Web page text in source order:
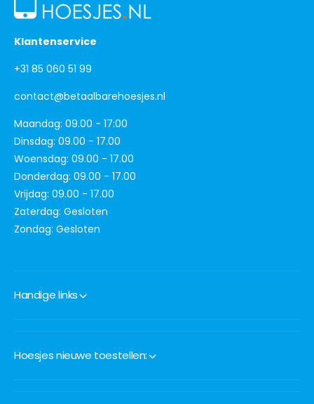
Klantenservice
+31 85 060 51 99
contact@betaalbarehoesjes.nl
Maandag: 09.00 - 17:00
Dinsdag: 09.00 - 17.00
Woensdag: 09.00 - 17.00
Donderdag: 09.00 - 17.00
Vrijdag: 09.00 - 17.00
Zaterdag: Gesloten
Zondag: Gesloten
Handige links
Hoesjes nieuwe toestellen: